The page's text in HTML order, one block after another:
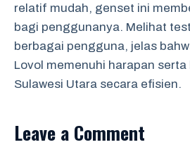
relatif mudah, genset ini
bagi penggunanya. Melihat
berbagai pengguna, jelas
Lovol memenuhi harapan
Sulawesi Utara secara efisien.
Leave a Comment